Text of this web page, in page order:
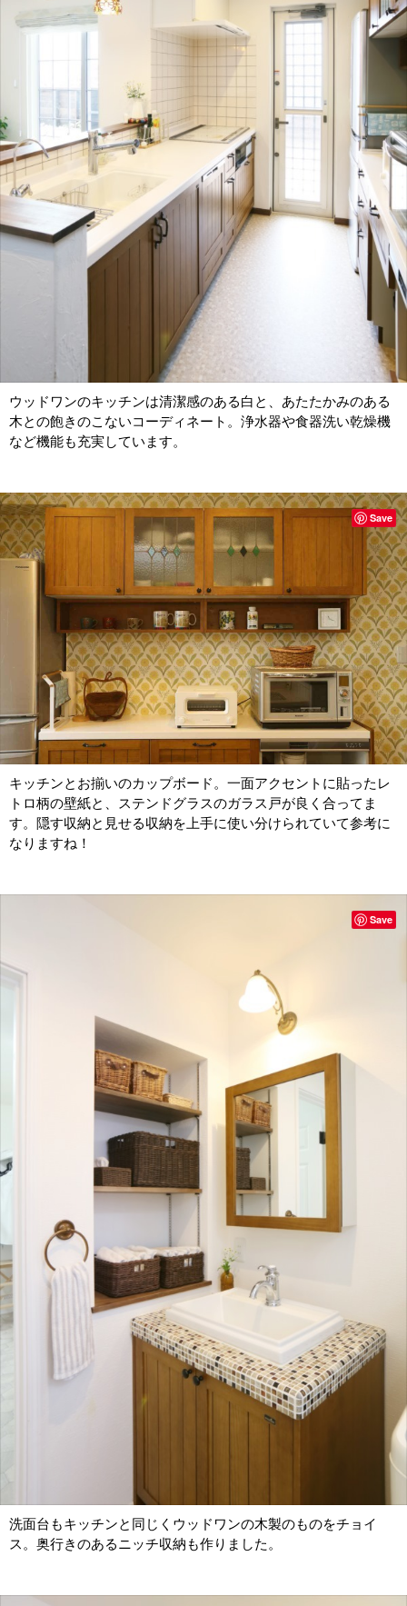
ウッドワンのキッチンは清潔感のある白と、あたたかみのある
木との飽きのこないコーディネート。浄水器や食器洗い乾燥機
など機能も充実しています。
キッチンとお揃いのカップボード。一面アクセントに貼ったレ
トロ柄の壁紙と、ステンドグラスのガラス戸が良く合ってま
す。隠す収納と見せる収納を上手に使い分けられていて参考に
なりますね！
Save
洗面台もキッチンと同じくウッドワンの木製のものをチョイ
ス。奥行きのあるニッチ収納も作りました。
Save